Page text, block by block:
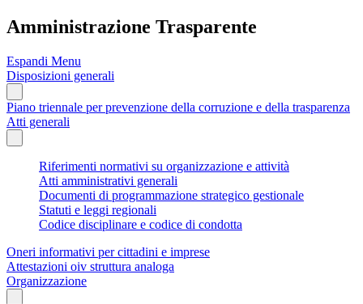
Amministrazione Trasparente
Espandi Menu
Disposizioni generali
Piano triennale per prevenzione della corruzione e della trasparenza
Atti generali
Riferimenti normativi su organizzazione e attività
Atti amministrativi generali
Documenti di programmazione strategico gestionale
Statuti e leggi regionali
Codice disciplinare e codice di condotta
Oneri informativi per cittadini e imprese
Attestazioni oiv struttura analoga
Organizzazione